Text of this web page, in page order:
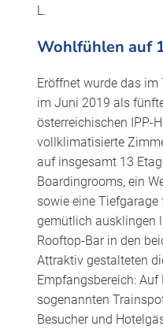
L.
Wohlfühlen auf
Eröffnet wurde das
im Juni 2019 als
österreichischen IPP-
vollklimatisierte
auf insgesamt 13
Boardingrooms, ein
sowie eine Tiefgarage
gemütlich ausklingen
Rooftop-Bar in den
Attraktiv gestalteten
Empfangsbereich:
sogenannten
Besucher und